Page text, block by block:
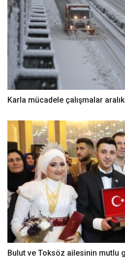
Karla mücadele çalışmalar
Bulut ve Toksöz ailesinin mutlu